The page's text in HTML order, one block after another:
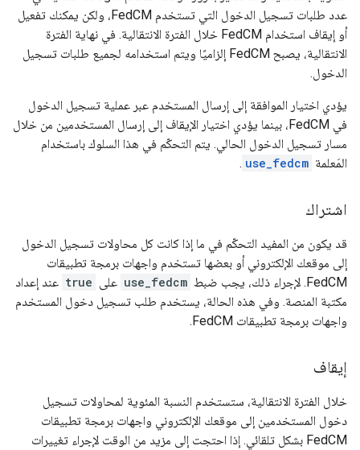
عدد طلبات تسجيل الدخول التي تستخدم FedCM، ولكن يمكنك تفعيل
أو إيقاف استخدام FedCM خلال الفترة الانتقالية. في نهاية الفترة
الانتقالية، يصبح FedCM إلزاميًا ويتم استخدامه لجميع طلبات تسجيل
الدخول.
يؤدي اختيار الموافقة إلى إرسال المستخدم عبر عملية تسجيل الدخول
في FedCM، بينما يؤدي اختيار الإيقاف إلى إرسال المستخدمين من خلال
مسار تسجيل الدخول الحالي. يتم التحكّم في هذا السلوك باستخدام
المَعلمة use_fedcm
.
اشتراك
قد يكون من المفيد التحكّم في ما إذا كانت كل محاولات تسجيل الدخول
إلى موقعك الإلكتروني أو بعضها تستخدم واجهات برمجة تطبيقات
FedCM. لإجراء ذلك، يجب ضبط
use_fedcm على true عند إعداد
مكتبة المنصة. وفي هذه الحالة، يستخدم طلب تسجيل دخول المستخدم
واجهات برمجة تطبيقات FedCM.
إيقاف
خلال الفترة الانتقالية، ستستخدم النسبة المئوية لمحاولات تسجيل
دخول المستخدمين إلى موقعك الإلكتروني واجهات برمجة تطبيقات
FedCM بشكل تلقائي. إذا احتجت إلى مزيد من الوقت لإجراء تغييرات